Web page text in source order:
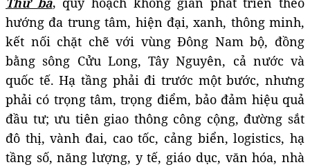
hướng đa trung tâm, hiện đại, xanh, thông minh,
kết nối chặt chẽ với vùng Đông Nam bộ, đồng
bằng sông Cửu Long, Tây Nguyên, cả nước và
quốc tế. Hạ tầng phải đi trước một bước, nhưng
phải có trọng tâm, trọng điểm, bảo đảm hiệu quả
đầu tư; ưu tiên giao thông công cộng, đường sắt
đô thị, vành đai, cao tốc, cảng biển, logistics, hạ
tầng số, năng lượng, y tế, giáo dục, văn hóa, nhà